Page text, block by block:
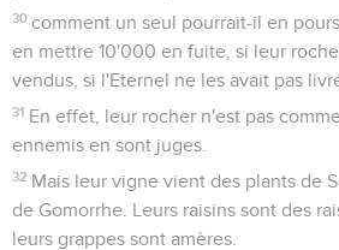
30 comment un seul pourrait-il en
en mettre 10'000 en fuite, si leur
vendus, si l'Eternel ne les avait pas
31 En effet, leur rocher n'est pas
ennemis en sont juges.
32 Mais leur vigne vient des plants de
de Gomorrhe. Leurs raisins sont des
leurs grappes sont amères.